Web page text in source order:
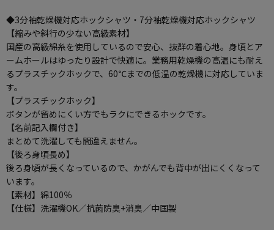
◆3分袖乾燥機対応ホックシャツ・7分袖乾燥機対応ホックシャツ
【縮みや斜行の少ない高級素材】
国産の高級綿糸を使用しているので安心、抜群の着心地。身頃とア
ームホールはゆったり設計で快適に。業務用乾燥機の高温にも耐え
るプラスチックホックで、60℃までの低温の乾燥機に対応していま
す。
【プラスチックホック】
ボタンが留めにくい方でもラクにできるホックです。
【名前記入欄付き】
まとめて洗濯しても間違えません。
【後ろ身頃長め】
後ろ身頃が長くなっているので、かがんでも背中が出にくくなって
います。
【素材】綿100％
【仕様】洗濯機OK／抗菌防臭+消臭／中国製